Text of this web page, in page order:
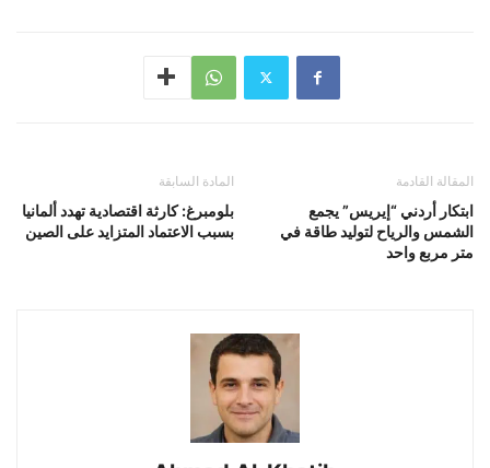
المادة السابقة
بلومبرغ: كارثة اقتصادية تهدد ألمانيا
بسبب الاعتماد المتزايد على الصين
المقالة القادمة
ابتكار أردني “إيريس” يجمع
الشمس والرياح لتوليد طاقة في
متر مربع واحد